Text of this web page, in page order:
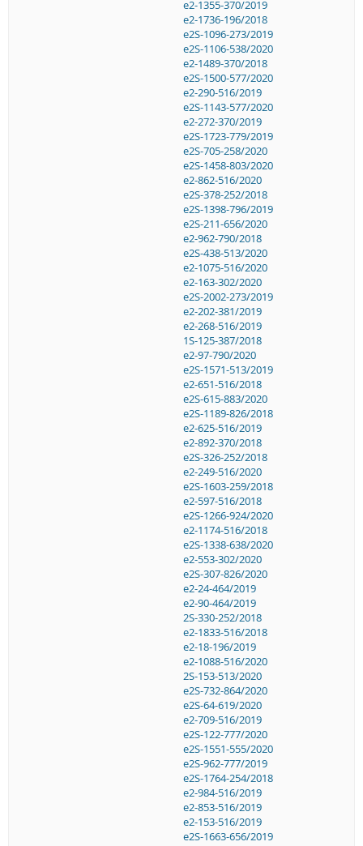
e2-1355-370/2019
e2-1736-196/2018
e2S-1096-273/2019
e2S-1106-538/2020
e2-1489-370/2018
e2S-1500-577/2020
e2-290-516/2019
e2S-1143-577/2020
e2-272-370/2019
e2S-1723-779/2019
e2S-705-258/2020
e2S-1458-803/2020
e2-862-516/2020
e2S-378-252/2018
e2S-1398-796/2019
e2S-211-656/2020
e2-962-790/2018
e2S-438-513/2020
e2-1075-516/2020
e2-163-302/2020
e2S-2002-273/2019
e2-202-381/2019
e2-268-516/2019
1S-125-387/2018
e2-97-790/2020
e2S-1571-513/2019
e2-651-516/2018
e2S-615-883/2020
e2S-1189-826/2018
e2-625-516/2019
e2-892-370/2018
e2S-326-252/2018
e2-249-516/2020
e2S-1603-259/2018
e2-597-516/2018
e2S-1266-924/2020
e2-1174-516/2018
e2S-1338-638/2020
e2-553-302/2020
e2S-307-826/2020
e2-24-464/2019
e2-90-464/2019
2S-330-252/2018
e2-1833-516/2018
e2-18-196/2019
e2-1088-516/2020
2S-153-513/2020
e2S-732-864/2020
e2S-64-619/2020
e2-709-516/2019
e2S-122-777/2020
e2S-1551-555/2020
e2S-962-777/2019
e2S-1764-254/2018
e2-984-516/2019
e2-853-516/2019
e2-153-516/2019
e2S-1663-656/2019